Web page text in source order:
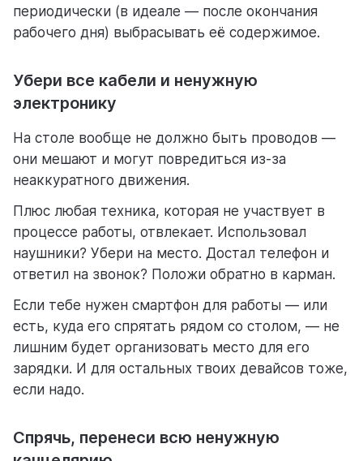
периодически (в идеале — после окончания
рабочего дня) выбрасывать её содержимое.
Убери все кабели и ненужную
электронику
На столе вообще не должно быть проводов —
они мешают и могут повредиться из-за
неаккуратного движения.
Плюс любая техника, которая не участвует в
процессе работы, отвлекает. Использовал
наушники? Убери на место. Достал телефон и
ответил на звонок? Положи обратно в карман.
Если тебе нужен смартфон для работы — или
есть, куда его спрятать рядом со столом, — не
лишним будет организовать место для его
зарядки. И для остальных твоих девайсов тоже,
если надо.
Спрячь, перенеси всю ненужную